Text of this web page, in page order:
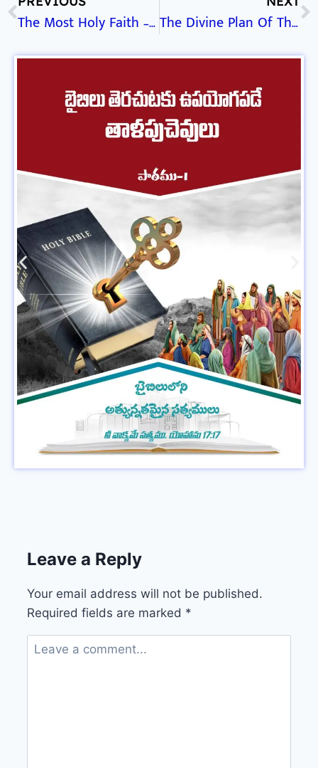
The Most Holy Faith – Part – 2 The Divine Plan Of The Ages – Part – 2
Leave a Reply
Your email address will not be published.
Required fields are marked *